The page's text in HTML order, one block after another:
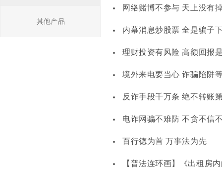
其他产品
网络赌博不参与 天上没有
内幕消息炒股票 全是骗子
理财投资有风险 高额回报
境外来电要当心 诈骗陷阱
反诈手段千万条 绝不转账
电诈网骗不难防 不贪不信
百行德为首 万事法为先
【普法连环画】《出租房